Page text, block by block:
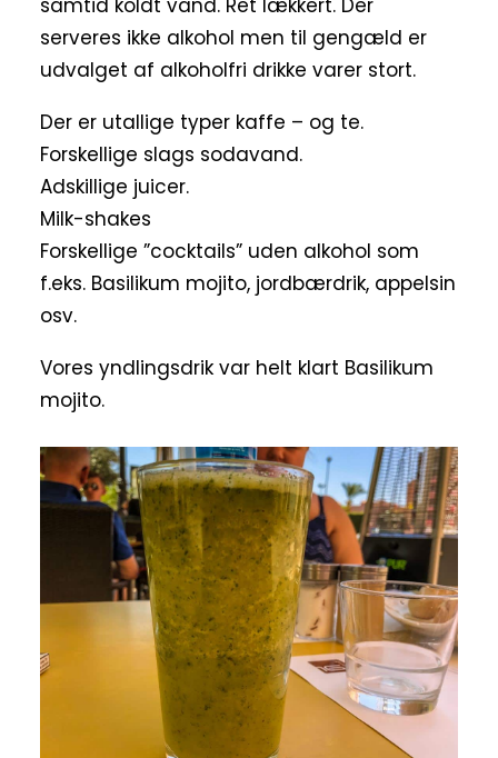
samtid koldt vand. Ret lækkert. Der
serveres ikke alkohol men til gengæld er
udvalget af alkoholfri drikke varer stort.
Der er utallige typer kaffe – og te.
Forskellige slags sodavand.
Adskillige juicer.
Milk-shakes
Forskellige ”cocktails” uden alkohol som
f.eks. Basilikum mojito, jordbærdrik, appelsin
osv.
Vores yndlingsdrik var helt klart Basilikum
mojito.